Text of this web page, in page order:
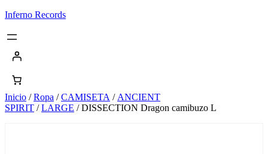
Saltar
contenido
Inferno Records
Inicio /Ropa /CAMISETA / ANCIENT
SPIRIT /LARGE / DISSECTION Dragon camibuzo L